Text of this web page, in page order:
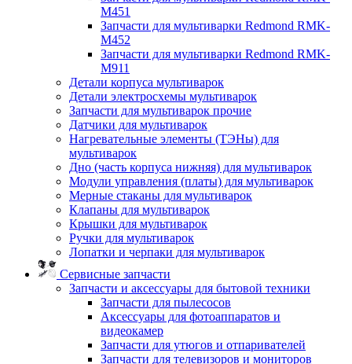
M451
Запчасти для мультиварки Redmond RMK-
M452
Запчасти для мультиварки Redmond RMK-
M911
Детали корпуса мультиварок
Детали электросхемы мультиварок
Запчасти для мультиварок прочие
Датчики для мультиварок
Нагревательные элементы (ТЭНы) для
мультиварок
Дно (часть корпуса нижняя) для мультиварок
Модули управления (платы) для мультиварок
Мерные стаканы для мультиварок
Клапаны для мультиварок
Крышки для мультиварок
Ручки для мультиварок
Лопатки и черпаки для мультиварок
Сервисные запчасти
Запчасти и аксессуары для бытовой техники
Запчасти для пылесосов
Аксессуары для фотоаппаратов и
видеокамер
Запчасти для утюгов и отпаривателей
Запчасти для телевизоров и мониторов